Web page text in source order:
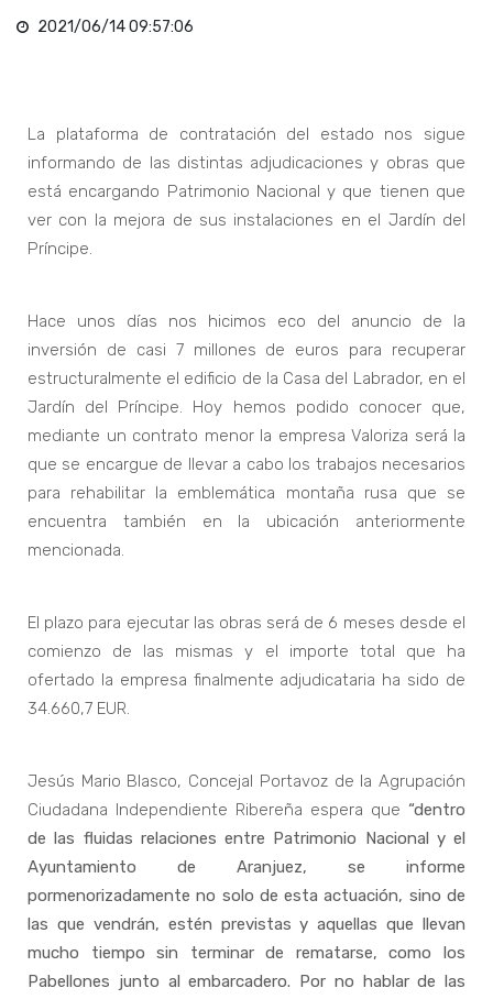
2021/06/14 09:57:06
La plataforma de contratación del estado nos sigue
informando de las distintas adjudicaciones y obras que
está encargando Patrimonio Nacional y que tienen que
ver con la mejora de sus instalaciones en el Jardín del
Príncipe.
Hace unos días nos hicimos eco del anuncio de la
inversión de casi 7 millones de euros para recuperar
estructuralmente el edificio de la Casa del Labrador, en el
Jardín del Príncipe. Hoy hemos podido conocer que,
mediante un contrato menor la empresa Valoriza será la
que se encargue de llevar a cabo los trabajos necesarios
para rehabilitar la emblemática montaña rusa que se
encuentra también en la ubicación anteriormente
mencionada.
El plazo para ejecutar las obras será de 6 meses desde el
comienzo de las mismas y el importe total que ha
ofertado la empresa finalmente adjudicataria ha sido de
34.660,7 EUR.
Jesús Mario Blasco, Concejal Portavoz de la Agrupación
Ciudadana Independiente Ribereña espera que “dentro
de las fluidas relaciones entre Patrimonio Nacional y el
Ayuntamiento de Aranjuez, se informe
pormenorizadamente no solo de esta actuación, sino de
las que vendrán, estén previstas y aquellas que llevan
mucho tiempo sin terminar de rematarse, como los
Pabellones junto al embarcadero. Por no hablar de las